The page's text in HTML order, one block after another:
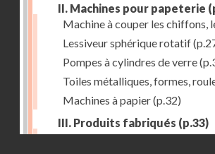
II. Machines pour papeterie
Machine à couper les chiffons,
Lessiveur sphérique rotatif
Pompes à cylindres de verre
Toiles métalliques, formes,
Machines à papier(p.32)
III. Produits fabriqués (p.33)
Papiers à journaux(p.39)